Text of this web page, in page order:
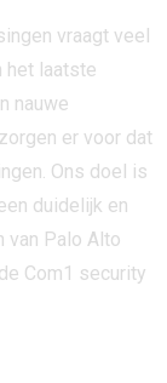
vraagt veel
het laatste
nauwe
er voor dat
Ons doel is
duidelijk en
van Palo Alto
Com1 security